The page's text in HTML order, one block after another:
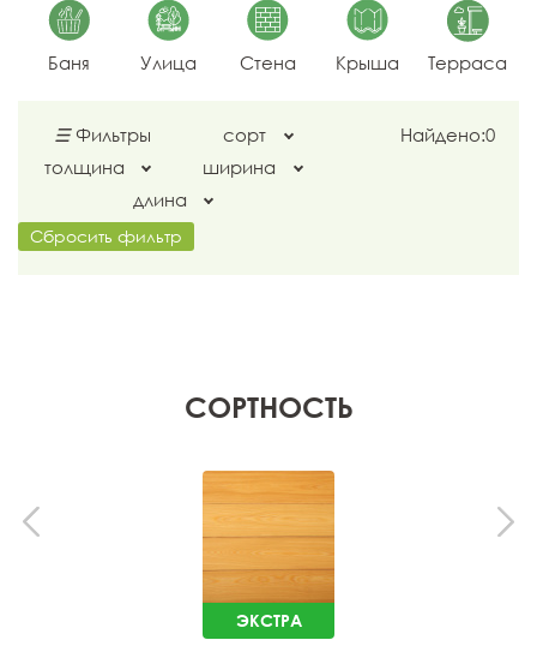
Баня Улица Стена Крыша Терраса
☰ Фильтры
сорт
толщина
ширина
длина
Найдено:0
Сбросить фильтр
СОРТНОСТЬ
ЭКСТРА